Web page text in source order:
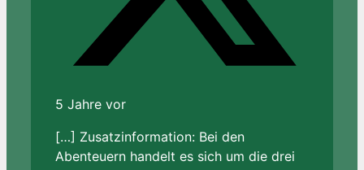
5 Jahre vor
[…] Zusatzinformation: Bei den
Abenteuern handelt es sich um die drei